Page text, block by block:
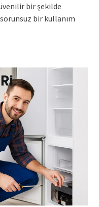
bir şekilde
bir kullanım